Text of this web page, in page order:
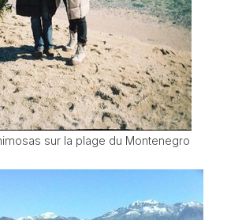
sur la plage du Montenegro